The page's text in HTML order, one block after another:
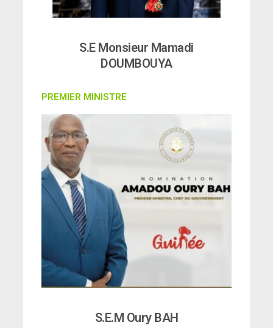
S.E Monsieur Mamadi
DOUMBOUYA
PREMIER MINISTRE
S.E.M Oury BAH